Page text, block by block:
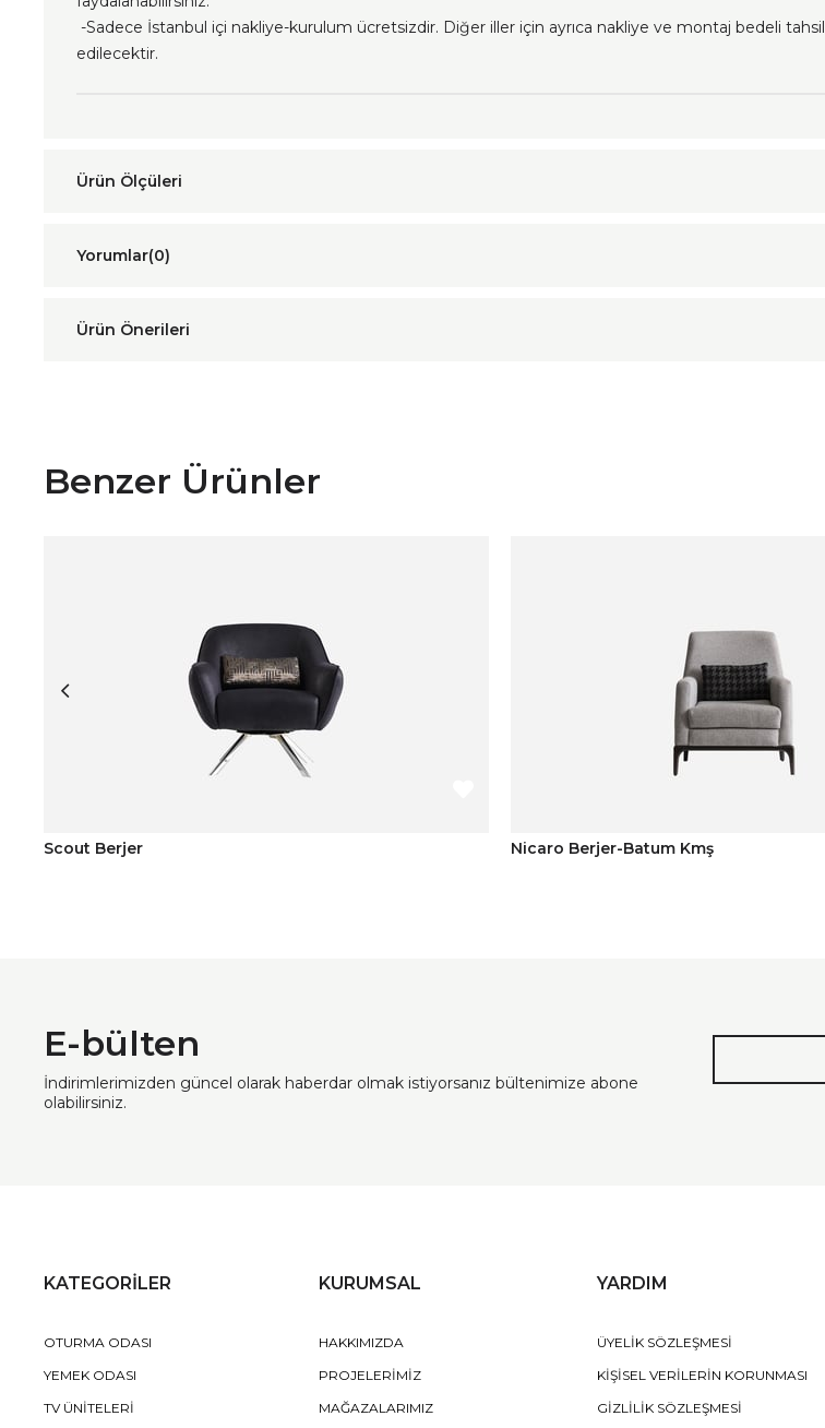
-Sadece İstanbul içi nakliye-kurulum ücretsizdir. Diğer iller için ayrıca nakliye ve montaj bedeli tahsil
edilecektir.
Yorumlar(0)
Ürün Önerileri
Benzer Ürünler
Scout Berjer Nicaro Berjer-Batum Kmş
E-bülten
İndirimlerimizden güncel olarak haberdar olmak istiyorsanız bültenimize abone
olabilirsiniz.
KATEGORİLER
OTURMA ODASI
YEMEK ODASI
TV ÜNİTELERİ
KURUMSAL
HAKKIMIZDA
PROJELERİMİZ
MAĞAZALARIMIZ
YARDIM
ÜYELİK SÖZLEŞMESİ
KİŞİSEL VERİLERİN KORUNMASI
GİZLİLİK SÖZLEŞMESİ